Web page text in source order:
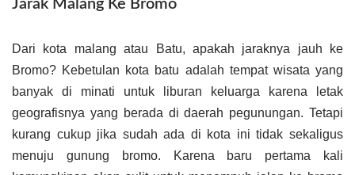
Jarak Malang Ke Bromo
Dari kota malang atau Batu, apakah jaraknya jauh ke
Bromo? Kebetulan kota batu adalah tempat wisata yang
banyak di minati untuk liburan keluarga karena letak
geografisnya yang berada di daerah pegunungan. Tetapi
kurang cukup jika sudah ada di kota ini tidak sekaligus
menuju gunung bromo. Karena baru pertama kali